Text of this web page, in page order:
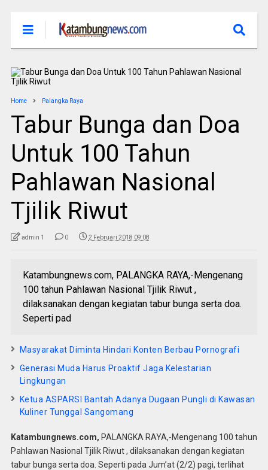
Home Palangka Raya
Tabur Bunga dan Doa
Untuk 100 Tahun
Pahlawan Nasional
Tjilik Riwut
admin 1 0 2 Februari 2018 09:08
Katambungnews.com, PALANGKA RAYA,-Mengenang
100 tahun Pahlawan Nasional Tjilik Riwut ,
dilaksanakan dengan kegiatan tabur bunga serta doa.
Seperti pad
Masyarakat Diminta Hindari Konten Berbau Pornografi
Generasi Muda Harus Proaktif Jaga Kelestarian
Lingkungan
Ketua ASPARSI Bantah Adanya Dugaan Pungli di Kawasan
Kuliner Tunggal Sangomang
Katambungnews.com, PALANGKA RAYA,-Mengenang 100 tahun
Pahlawan Nasional Tjilik Riwut , dilaksanakan dengan kegiatan
tabur bunga serta doa. Seperti pada Jum’at (2/2) pagi, terlihat